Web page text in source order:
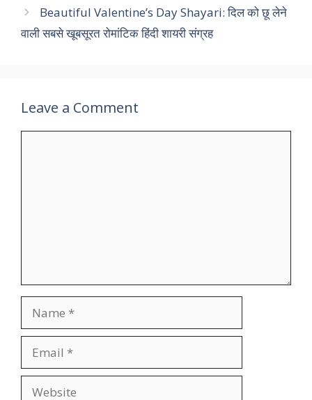
Beautiful Valentine’s Day Shayari: दिल को छू लेने
वाली सबसे खूबसूरत रोमांटिक हिंदी शायरी संग्रह
Leave a Comment